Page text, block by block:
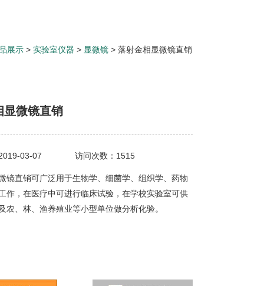
展示 > 实验室仪器 > 显微镜 > 落射金相显微镜直销
显微镜直销
03-07 访问次数：1515
镜直销可广泛用于生物学、细菌学、组织学、药物
作，在医疗中可进行临床试验，在学校实验室可供
农、林、渔养殖业等小型单位做分析化验。